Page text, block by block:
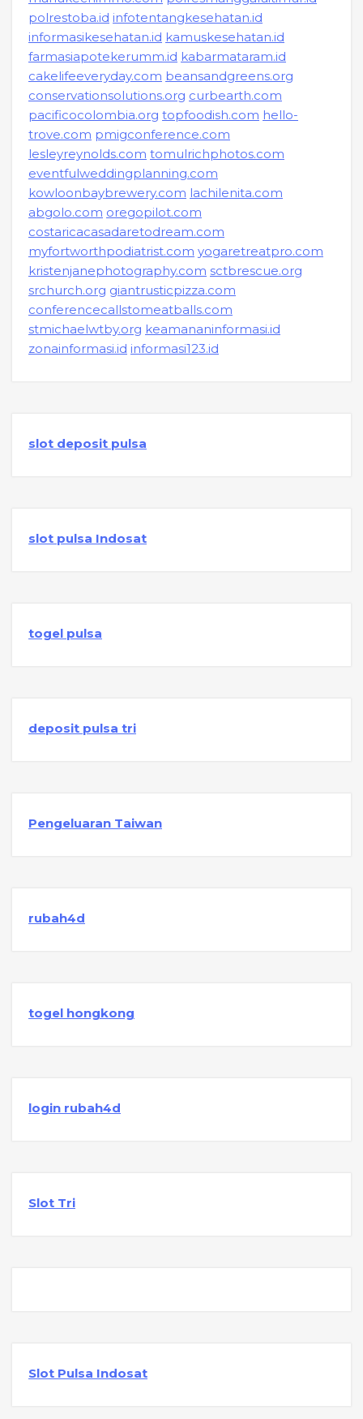
polrestoba.id infotentangkesehatan.id
informasikesehatan.id kamuskesehatan.id
farmasiapotekerumm.id kabarmataram.id
cakelifeeveryday.com beansandgreens.org
conservationsolutions.org curbearth.com
pacificocolombia.org topfoodish.com hello-
trove.com pmigconference.com
lesleyreynolds.com tomulrichphotos.com
eventfulweddingplanning.com
kowloonbaybrewery.com lachilenita.com
abgolo.com oregopilot.com
costaricacasadaretodream.com
myfortworthpodiatrist.com yogaretreatpro.com
kristenjanephotography.com sctbrescue.org
srchurch.org giantrusticpizza.com
conferencecallstomeatballs.com
stmichaelwtby.org keamananinformasi.id
zonainformasi.id informasi123.id
slot deposit pulsa
slot pulsa Indosat
togel pulsa
deposit pulsa tri
Pengeluaran Taiwan
rubah4d
togel hongkong
login rubah4d
Slot Tri
Slot Pulsa Indosat